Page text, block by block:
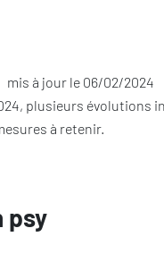
mis à jour le 06/02/2024
plusieurs évolutions
à retenir.
psy